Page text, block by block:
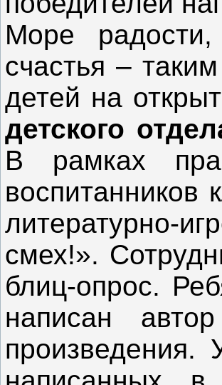
Море
счастья –
детей на
детского
В рамках
воспитанников
литературно-
смех!».
блиц-опрос.
написан
произведения.